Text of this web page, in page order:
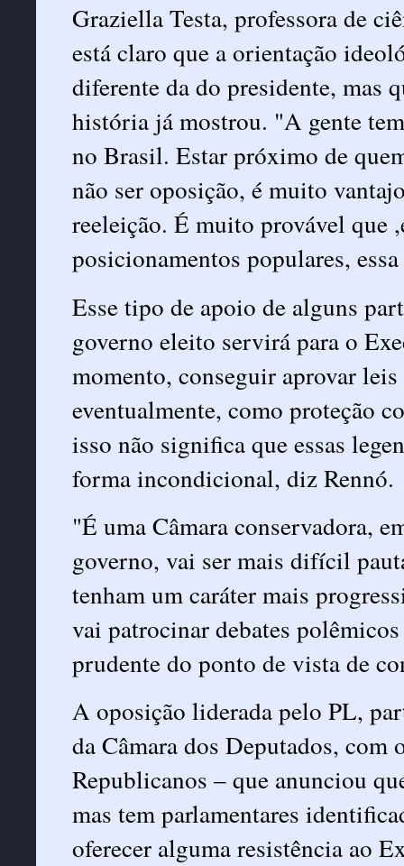
Graziella Testa, professora de
está claro que a orientação
diferente da do presidente, mas
história já mostrou. "A gente
no Brasil. Estar próximo de
não ser oposição, é muito
reeleição. É muito provável que
posicionamentos populares,
Esse tipo de apoio de alguns
governo eleito servirá para o
momento, conseguir aprovar
eventualmente, como proteção
isso não significa que essas
forma incondicional, diz Rennó.
"É uma Câmara conservadora,
governo, vai ser mais difícil
tenham um caráter mais
vai patrocinar debates
prudente do ponto de vista de
A oposição liderada pelo PL,
da Câmara dos Deputados, com
Republicanos – que anunciou
mas tem parlamentares
oferecer alguma resistência ao